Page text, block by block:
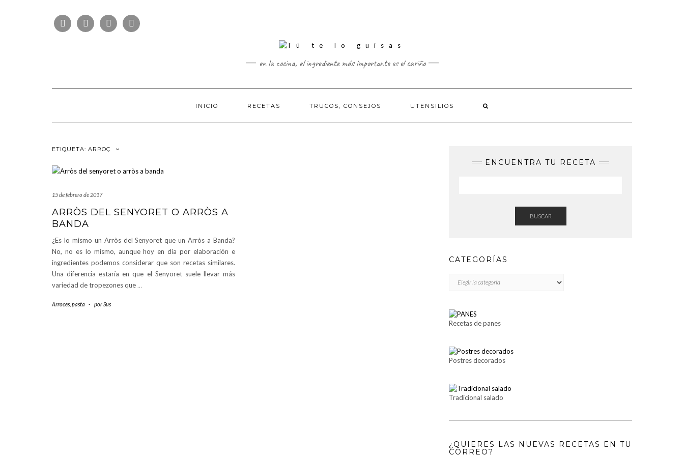
FOLLOW
US
FACEBOOKTWITTERPINTERESTINSTAGRAM
en la cocina, el ingrediente más importante es el cariño
INICIO RECETAS TRUCOS, CONSEJOS UTENSILIOS
ETIQUETA: ARROÇ
15 de febrero de 2017
ARRÒS DEL SENYORET O ARRÒS A
BANDA
¿Es lo mismo un Arròs del Senyoret que un Arròs a Banda?
No, no es lo mismo, aunque hoy en día por elaboración e
ingredientes podemos considerar que son recetas similares.
Una diferencia estaría en que el Senyoret suele llevar más
variedad de tropezones que …
Arroces, pasta - porSus
ENCUENTRA TU RECETA
BUSCAR
CATEGORÍAS
Recetas de panes
Postres decorados
Tradicional salado
¿QUIERES LAS NUEVAS RECETAS EN TU
CORREO?